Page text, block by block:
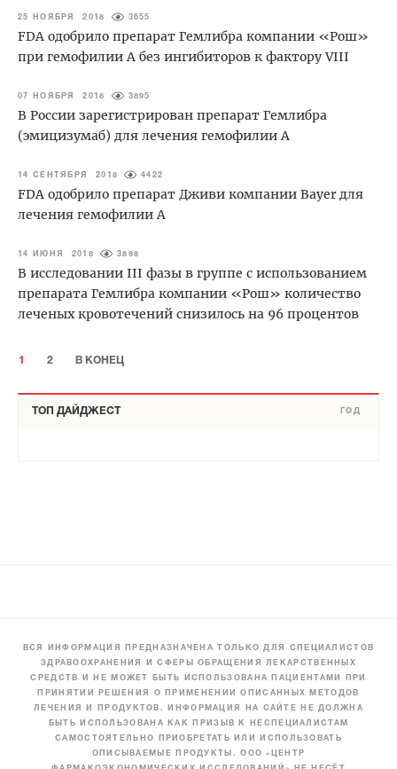
25 НОЯБРЯ 2018 3655
FDA одобрило препарат Гемлибра компании «Рош»
при гемофилии А без ингибиторов к фактору VIII
07 НОЯБРЯ 2018 3895
В России зарегистрирован препарат Гемлибра
(эмицизумаб) для лечения гемофилии А
14 СЕНТЯБРЯ 2018 4422
FDA одобрило препарат Дживи компании Bayer для
лечения гемофилии А
14 ИЮНЯ 2018 3898
В исследовании III фазы в группе с использованием
препарата Гемлибра компании «Рош» количество
леченых кровотечений снизилось на 96 процентов
1 2 В КОНЕЦ
ТОП ДАЙДЖЕСТ ГОД
ВСЯ ИНФОРМАЦИЯ ПРЕДНАЗНАЧЕНА ТОЛЬКО ДЛЯ СПЕЦИАЛИСТОВ
ЗДРАВООХРАНЕНИЯ И СФЕРЫ ОБРАЩЕНИЯ ЛЕКАРСТВЕННЫХ
СРЕДСТВ И НЕ МОЖЕТ БЫТЬ ИСПОЛЬЗОВАНА ПАЦИЕНТАМИ ПРИ
ПРИНЯТИИ РЕШЕНИЯ О ПРИМЕНЕНИИ ОПИСАННЫХ МЕТОДОВ
ЛЕЧЕНИЯ И ПРОДУКТОВ. ИНФОРМАЦИЯ НА САЙТЕ НЕ ДОЛЖНА
БЫТЬ ИСПОЛЬЗОВАНА КАК ПРИЗЫВ К НЕСПЕЦИАЛИСТАМ
САМОСТОЯТЕЛЬНО ПРИОБРЕТАТЬ ИЛИ ИСПОЛЬЗОВАТЬ
ОПИСЫВАЕМЫЕ ПРОДУКТЫ. ООО «ЦЕНТР